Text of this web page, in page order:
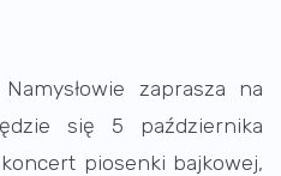
zaprasza na
się 5 października
piosenki bajkowej,